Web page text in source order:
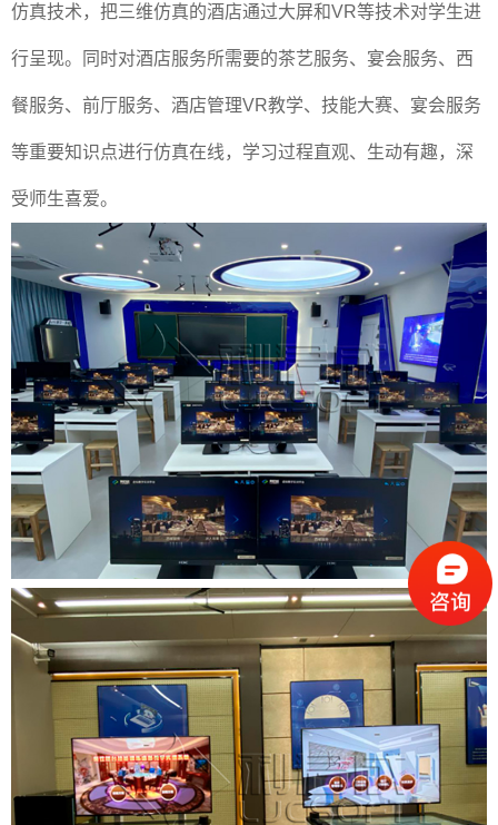
仿真技术，把三维仿真的酒店通过大屏和VR等技术对学生进
行呈现。同时对酒店服务所需要的茶艺服务、宴会服务、西
餐服务、前厅服务、酒店管理VR教学、技能大赛、宴会服务
等重要知识点进行仿真在线，学习过程直观、生动有趣，深
受师生喜爱。